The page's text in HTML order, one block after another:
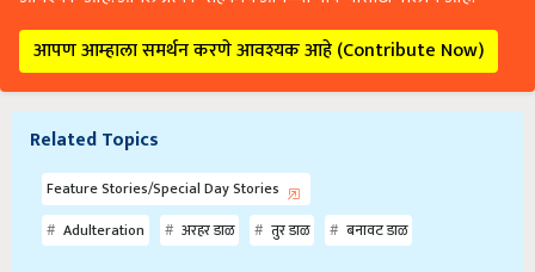
आपण आम्हाला समर्थन करणे आवश्यक आहे (Contribute Now)
Adulteration
अरहर डाळ तुर डाळ